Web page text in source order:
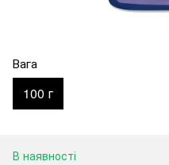
Вага
100 г
В наявності